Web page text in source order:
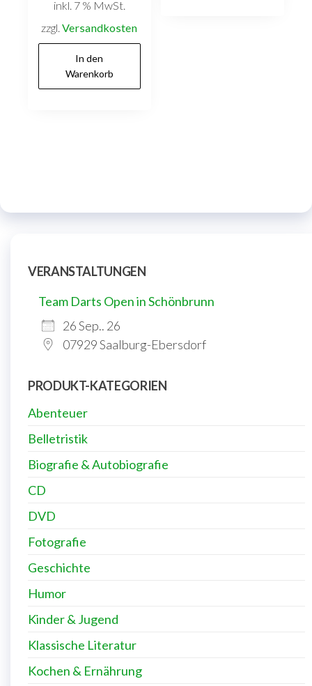
inkl. 7 % MwSt.
zzgl.Versandkosten
In den
Warenkorb
VERANSTALTUNGEN
Team Darts Open in Schönbrunn
26 Sep.. 26
07929 Saalburg-Ebersdorf
PRODUKT-KATEGORIEN
Abenteuer
Belletristik
Biografie & Autobiografie
CD
DVD
Fotografie
Geschichte
Humor
Kinder & Jugend
Klassische Literatur
Kochen & Ernährung